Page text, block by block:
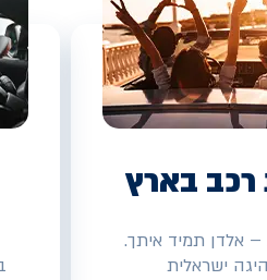
בארץ
– אלדן תמיד איתך.
ישראלית